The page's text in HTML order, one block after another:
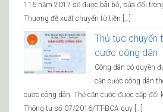
116 năm 2017 sẽ được bãi bỏ, sửa đổi
Thương đề xuất chuyển từ tiền […]
Thủ tục chuyển
cước công dân
Công dân có quyền
căn cước công dân
cước công dân. Thẻ căn cước được cấp đổi
Thông tư số 07/2016/TT-BCA quy […]